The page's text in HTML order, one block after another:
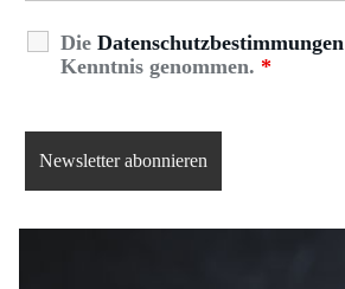
Die Datenschutzbestimmungen
Kenntnis genommen. *